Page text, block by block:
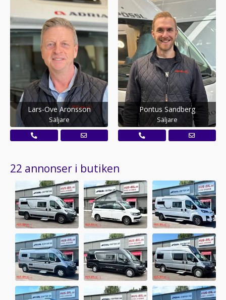
Lars-Ove Aronsson
Säljare
Pontus Sandberg
Säljare
22 annonser i butiken